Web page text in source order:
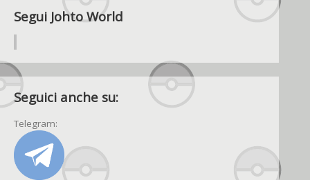
Segui Johto World
Seguici anche su:
Telegram: